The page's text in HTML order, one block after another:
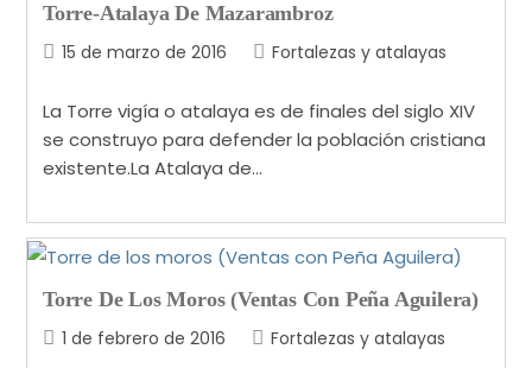
Torre-Atalaya De Mazarambroz
15 de marzo de 2016
Fortalezas y atalayas
La Torre vigía o atalaya es de finales del siglo XIV
se construyo para defender la población cristiana
existente.La Atalaya de…
Torre De Los Moros (Ventas Con Peña Aguilera)
1 de febrero de 2016
Fortalezas y atalayas